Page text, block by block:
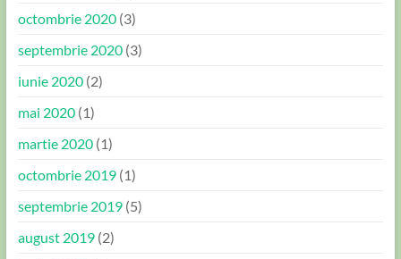
octombrie 2020(3)
septembrie 2020(3)
iunie 2020(2)
mai 2020(1)
martie 2020(1)
octombrie 2019(1)
septembrie 2019(5)
august 2019(2)